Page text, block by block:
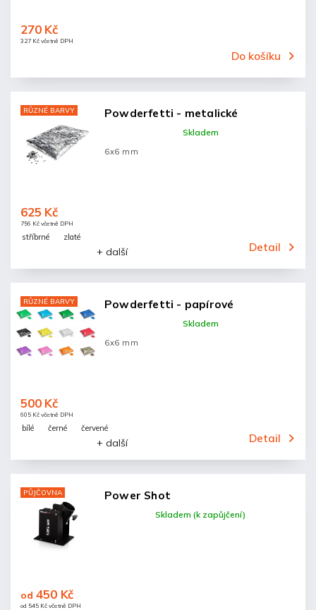
327 Kč včetně DPH
270 Kč
Do košíku
RŮZNÉ BARVY Powderfetti - metalické
Skladem
756 Kč včetně DPH
625 Kč
Detail
6x6 mm
stříbrné zlaté
+ další
RŮZNÉ BARVY Powderfetti - papírové
Skladem
605 Kč včetně DPH
500 Kč
Detail
6x6 mm
bílé černé červené
+ další
PŮJČOVNA Power Shot
Skladem (k zapůjčení)
od 545 Kč včetně DPH
od 450 Kč